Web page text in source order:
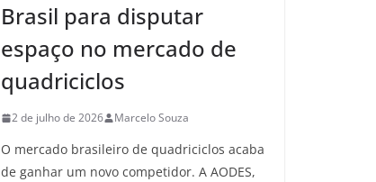
Brasil para disputar
espaço no mercado de
quadriciclos
2 de julho de 2026 Marcelo Souza
O mercado brasileiro de quadriciclos acaba
de ganhar um novo competidor. A AODES,